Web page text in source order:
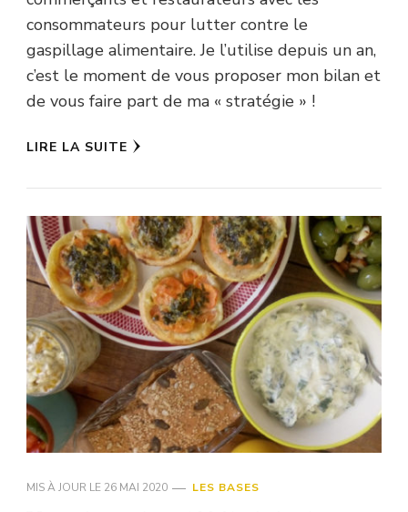
consommateurs pour lutter contre le
gaspillage alimentaire. Je l’utilise depuis un an,
c’est le moment de vous proposer mon bilan et
de vous faire part de ma « stratégie » !
LIRE LA SUITE
MIS À JOUR LE 26 MAI 2020 LES BASES